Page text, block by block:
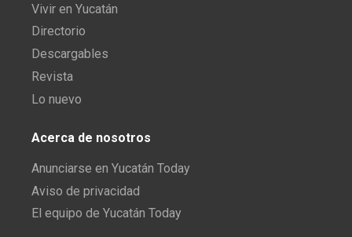
Vivir en Yucatán
Directorio
Descargables
Revista
Lo nuevo
Acerca de nosotros
Anunciarse en Yucatán Today
Aviso de privacidad
El equipo de Yucatán Today